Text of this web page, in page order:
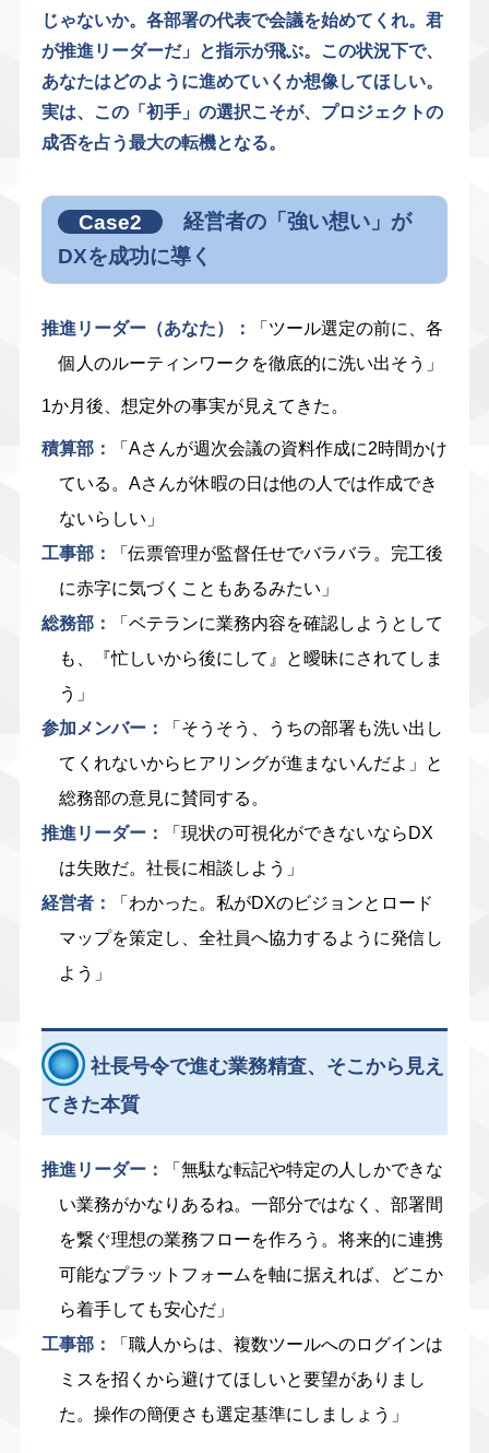
じゃないか。各部署の代表で会議を始めてくれ。君
が推進リーダーだ」と指示が飛ぶ。この状況下で、
あなたはどのように進めていくか想像してほしい。
実は、この「初手」の選択こそが、プロジェクトの
成否を占う最大の転機となる。
Case2
経営者の「強い想い」が
DXを成功に導く
推進リーダー（あなた）：
「ツール選定の前に、各
個人のルーティンワークを徹底的に洗い出そう」
1か月後、想定外の事実が見えてきた。
積算部：
「Aさんが週次会議の資料作成に2時間かけ
ている。Aさんが休暇の日は他の人では作成でき
ないらしい」
工事部：
「伝票管理が監督任せでバラバラ。完工後
に赤字に気づくこともあるみたい」
総務部：
「ベテランに業務内容を確認しようとして
も、『忙しいから後にして』と曖昧にされてしま
う」
参加メンバー：
「そうそう、うちの部署も洗い出し
てくれないからヒアリングが進まないんだよ」と
総務部の意見に賛同する。
推進リーダー：
「現状の可視化ができないならDX
は失敗だ。社長に相談しよう」
経営者：
「わかった。私がDXのビジョンとロード
マップを策定し、全社員へ協力するように発信し
よう」
社長号令で進む業務精査、そこから見え
てきた本質
推進リーダー：
「無駄な転記や特定の人しかできな
い業務がかなりあるね。一部分ではなく、部署間
を繋ぐ理想の業務フローを作ろう。将来的に連携
可能なプラットフォームを軸に据えれば、どこか
ら着手しても安心だ」
工事部：
「職人からは、複数ツールへのログインは
ミスを招くから避けてほしいと要望がありまし
た。操作の簡便さも選定基準にしましょう」